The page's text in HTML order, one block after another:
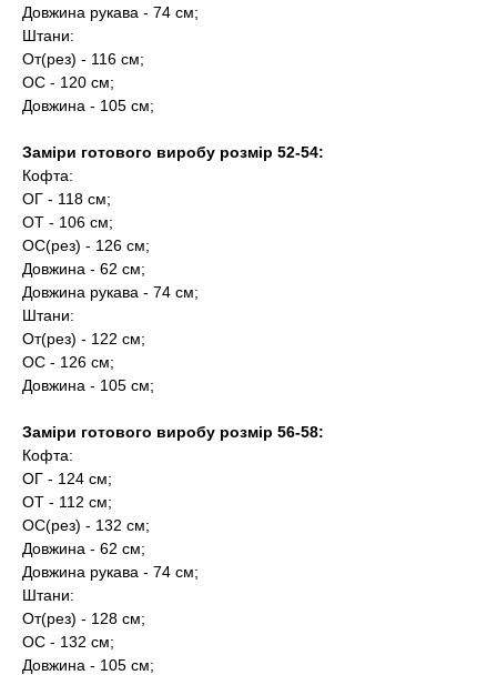
Довжина рукава - 74 см;
Штани:
От(рез) - 116 см;
ОС - 120 см;
Довжина - 105 см;
Заміри готового виробу розмір 52-54:
Кофта:
ОГ - 118 см;
ОТ - 106 см;
ОС(рез) - 126 см;
Довжина - 62 см;
Довжина рукава - 74 см;
Штани:
От(рез) - 122 см;
ОС - 126 см;
Довжина - 105 см;
Заміри готового виробу розмір 56-58:
Кофта:
ОГ - 124 см;
ОТ - 112 см;
ОС(рез) - 132 см;
Довжина - 62 см;
Довжина рукава - 74 см;
Штани:
От(рез) - 128 см;
ОС - 132 см;
Довжина - 105 см;